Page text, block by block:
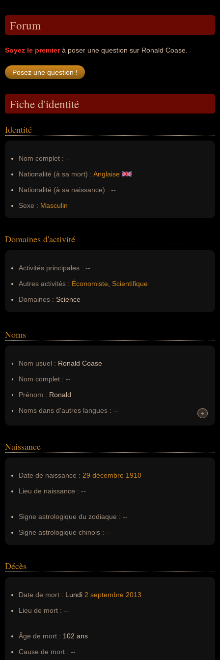
Forum
Soyez le premierà poser une question sur Ronald Coase.
Fiche d'identité
Identité
Nom complet : --
Nationalité (à sa mort) : Anglaise
Nationalité (à sa naissance) : --
Sexe : Masculin
Domaines d'activité
Activités principales : --
Autres activités : Économiste
Scientifique
Domaines : Science
Noms
Nom usuel : Ronald Coase
Nom complet : --
Prénom : Ronald
Noms dans d'autres langues : --
Nom de famille :Coase
+
+
Naissance
Date de naissance : 29 décembre 1910
Lieu de naissance : --
Signe astrologique du zodiaque : --
Signe astrologique chinois : --
Décès
Date de mort : Lundi 2 septembre 2013
Lieu de mort : --
Âge de mort : 102 ans
Cause de mort : --